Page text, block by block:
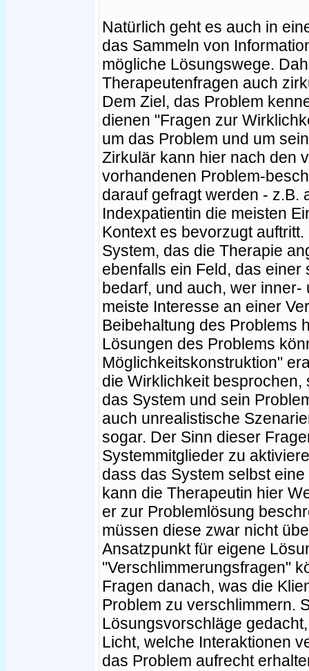
Natürlich geht es auch in
das Sammeln von
mögliche Lösungswege.
Therapeutenfragen auch
Dem Ziel, das Problem
dienen "Fragen zur
um das Problem und um
Zirkulär kann hier nach den
vorhandenen Problem-
darauf gefragt werden - z.B.
Indexpatientin die meisten
Kontext es bevorzugt
System, das die Therapie
ebenfalls ein Feld, das
bedarf, und auch, wer
meiste Interesse an einer
Beibehaltung des Problems
Lösungen des Problems
Möglichkeitskonstruktion"
die Wirklichkeit
das System und sein
auch unrealistische
sogar. Der Sinn dieser
Systemmitglieder zu
dass das System selbst
kann die Therapeutin hier
er zur Problemlösung
müssen diese zwar nicht
Ansatzpunkt für eigene
"Verschlimmerungsfragen"
Fragen danach, was die
Problem zu verschlimmern.
Lösungsvorschläge
Licht, welche Interaktionen
das Problem aufrecht